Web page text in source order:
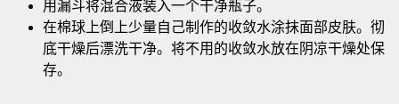
用漏斗将混合液装入一个干净瓶子。
在棉球上倒上少量自己制作的收敛水涂抹面部皮肤。彻
底干燥后漂洗干净。将不用的收敛水放在阴凉干燥处保
存。